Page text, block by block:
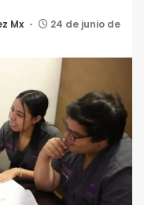
Mx
24 de junio de